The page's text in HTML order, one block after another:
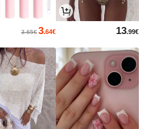
13.99€
3.64€
3.65€